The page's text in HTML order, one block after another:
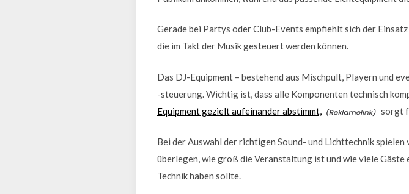
Gerade bei Partys oder Club-Events empfiehlt sich der
die im Takt der Musik gesteuert werden können.
Das DJ-Equipment – bestehend aus Mischpult, Playern und
-steuerung. Wichtig ist, dass alle Komponenten technisch
Equipment gezielt aufeinander abstimmt,
sorgt
Bei der Auswahl der richtigen Sound- und Lichttechnik
überlegen, wie groß die Veranstaltung ist und wie viele
Technik haben sollte.